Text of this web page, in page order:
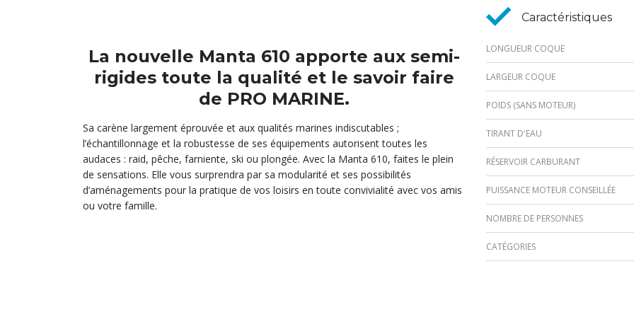
La nouvelle Manta 610 apporte aux semi-
rigides toute la qualité et le savoir faire
de PRO MARINE.
Sa carène largement éprouvée et aux qualités marines indiscutables ;
l’échantillonnage et la robustesse de ses équipements autorisent toutes les
audaces : raid, pêche, farniente, ski ou plongée. Avec la Manta 610, faites le plein
de sensations. Elle vous surprendra par sa modularité et ses possibilités
d’aménagements pour la pratique de vos loisirs en toute convivialité avec vos amis
ou votre famille.
Caractéristiques
LONGUEUR COQUE
LARGEUR COQUE
POIDS (SANS MOTEUR)
TIRANT D'EAU
RÉSERVOIR CARBURANT
PUISSANCE MOTEUR CONSEILLÉE
NOMBRE DE PERSONNES
CATÉGORIES